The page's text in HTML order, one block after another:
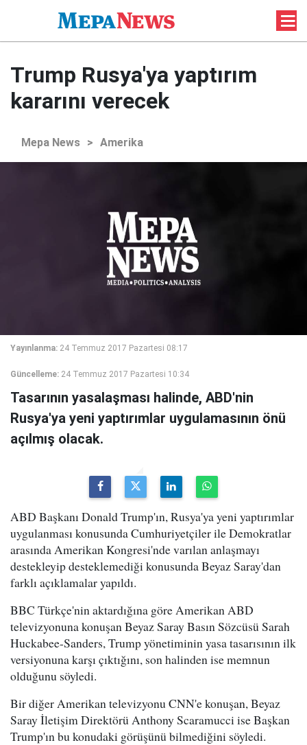
Trump Rusya'ya yaptırım
kararını verecek
Mepa News > Amerika
Yayınlanma: 24 Temmuz 2017 Pazartesi 08:17
Güncelleme: 24 Temmuz 2017 Pazartesi 10:34
Tasarının yasalaşması halinde, ABD'nin
Rusya'ya yeni yaptırımlar uygulamasının önü
açılmış olacak.
ABD Başkanı Donald Trump'ın, Rusya'ya yeni yaptırımlar
uygulanması konusunda Cumhuriyetçiler ile Demokratlar
arasında Amerikan Kongresi'nde varılan anlaşmayı
destekleyip desteklemediği konusunda Beyaz Saray'dan
farklı açıklamalar yapıldı.
BBC Türkçe'nin aktardığına göre Amerikan ABD
televizyonuna konuşan Beyaz Saray Basın Sözcüsü Sarah
Huckabee-Sanders, Trump yönetiminin yasa tasarısının ilk
versiyonuna karşı çıktığını, son halinden ise memnun
olduğunu söyledi.
Bir diğer Amerikan televizyonu CNN'e konuşan, Beyaz
Saray İletişim Direktörü Anthony Scaramucci ise Başkan
Trump'ın bu konudaki görüşünü bilmediğini söyledi.